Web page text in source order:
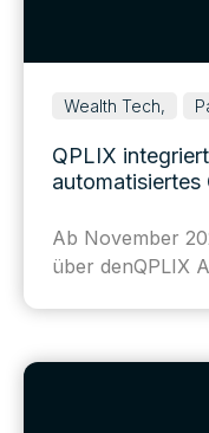
Wealth Tech,
QPLIX
Ab November
über denQPLIX